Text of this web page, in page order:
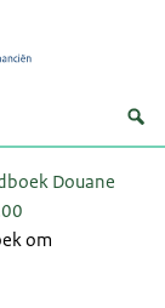
Douane
om